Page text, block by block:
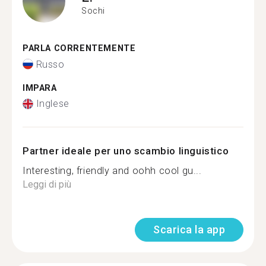
Sochi
PARLA CORRENTEMENTE
Russo
IMPARA
Inglese
Partner ideale per uno scambio linguistico
Interesting, friendly and oohh cool gu...
Leggi di più
Scarica la app